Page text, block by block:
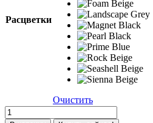
Расцветки
Очистить
Количество